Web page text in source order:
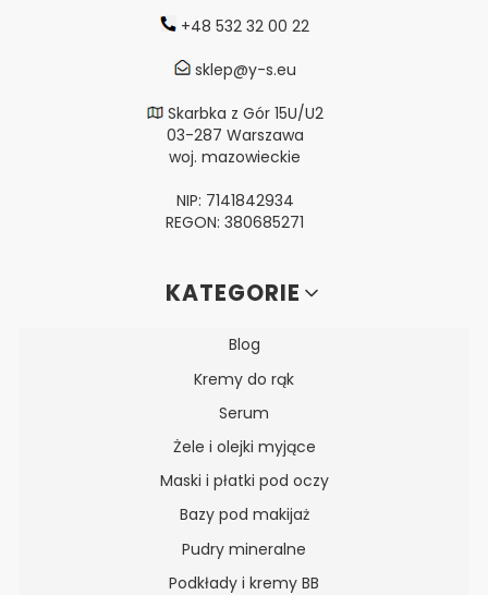
+48 532 32 00 22
sklep@y-s.eu
Skarbka z Gór 15U/U2
03-287 Warszawa
woj. mazowieckie
NIP: 7141842934
REGON: 380685271
Linki w stopceKATEGORIE
Blog
Kremy do rąk
Serum
Żele i olejki myjące
Maski i płatki pod oczy
Bazy pod makijaż
Pudry mineralne
Podkłady i kremy BB